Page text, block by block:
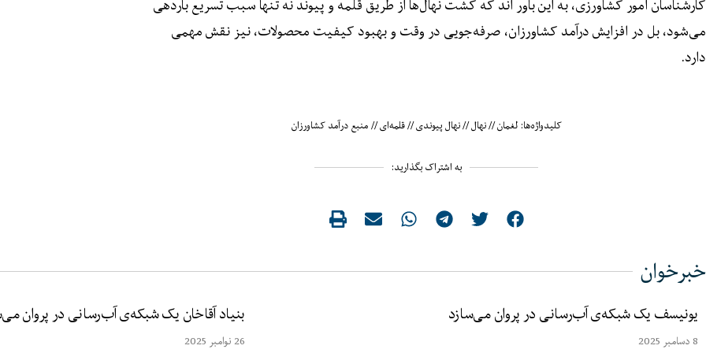
می‌شود، بل در افزایش درآمد کشاورزان، صرفه‌جویی در وقت و بهبود کیفیت محصولات، نیز نقش مهمی
دارد.
کلیدواژه‌ها: لغمان//نهال//نهال پیوندی//قلمه‌ای//منبع درآمد کشاورزان
به اشتراک بگذارید:
خبرخوان
یونیسف یک شبکه‌ی آب‌رسانی در پروان می‌سازد
8 دسامبر 2025
بنیاد آقاخان یک شبکه‌ی آب‌رسانی در پروان
26 نوامبر 2025